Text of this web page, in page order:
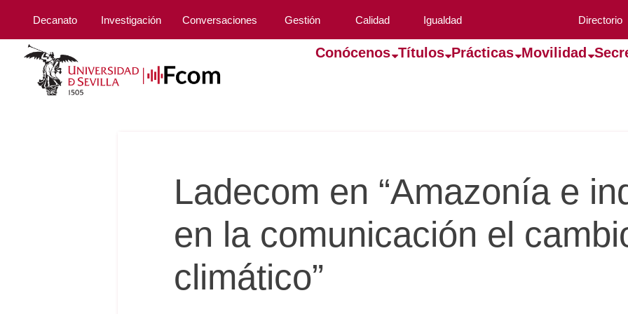
Decanato Investigación Conversaciones Gestión Calidad Igualdad Directorio
Conócenos Títulos Prácticas Movilidad
Ladecom en “Amazonía e
en la comunicación el
climático”